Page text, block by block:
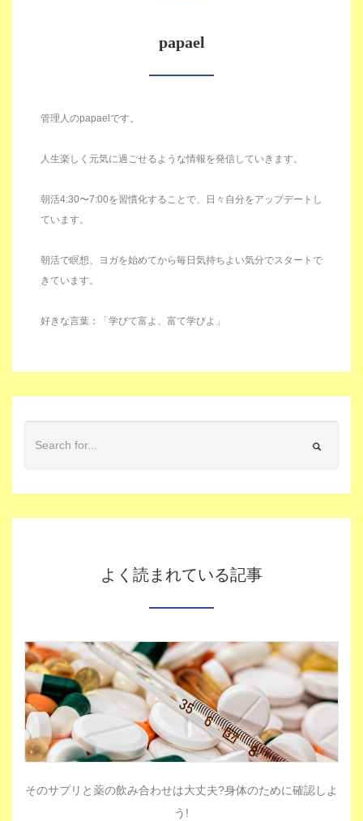
papael
管理人のpapaelです。
人生楽しく元気に過ごせるような情報を発信していきます。
朝活4:30〜7:00を習慣化することで、日々自分をアップデートし
ています。
朝活で瞑想、ヨガを始めてから毎日気持ちよい気分でスタートで
きています。
好きな言葉：「学びて富よ、富て学びよ」
よく読まれている記事
そのサプリと薬の飲み合わせは大丈夫?身体のために確認しよ
う!